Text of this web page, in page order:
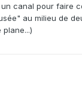
canal pour faire
au milieu de